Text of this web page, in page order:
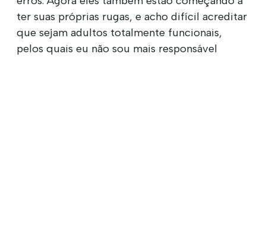
ter suas próprias rugas, e acho difícil acreditar
que sejam adultos totalmente funcionais,
pelos quais eu não sou mais responsável